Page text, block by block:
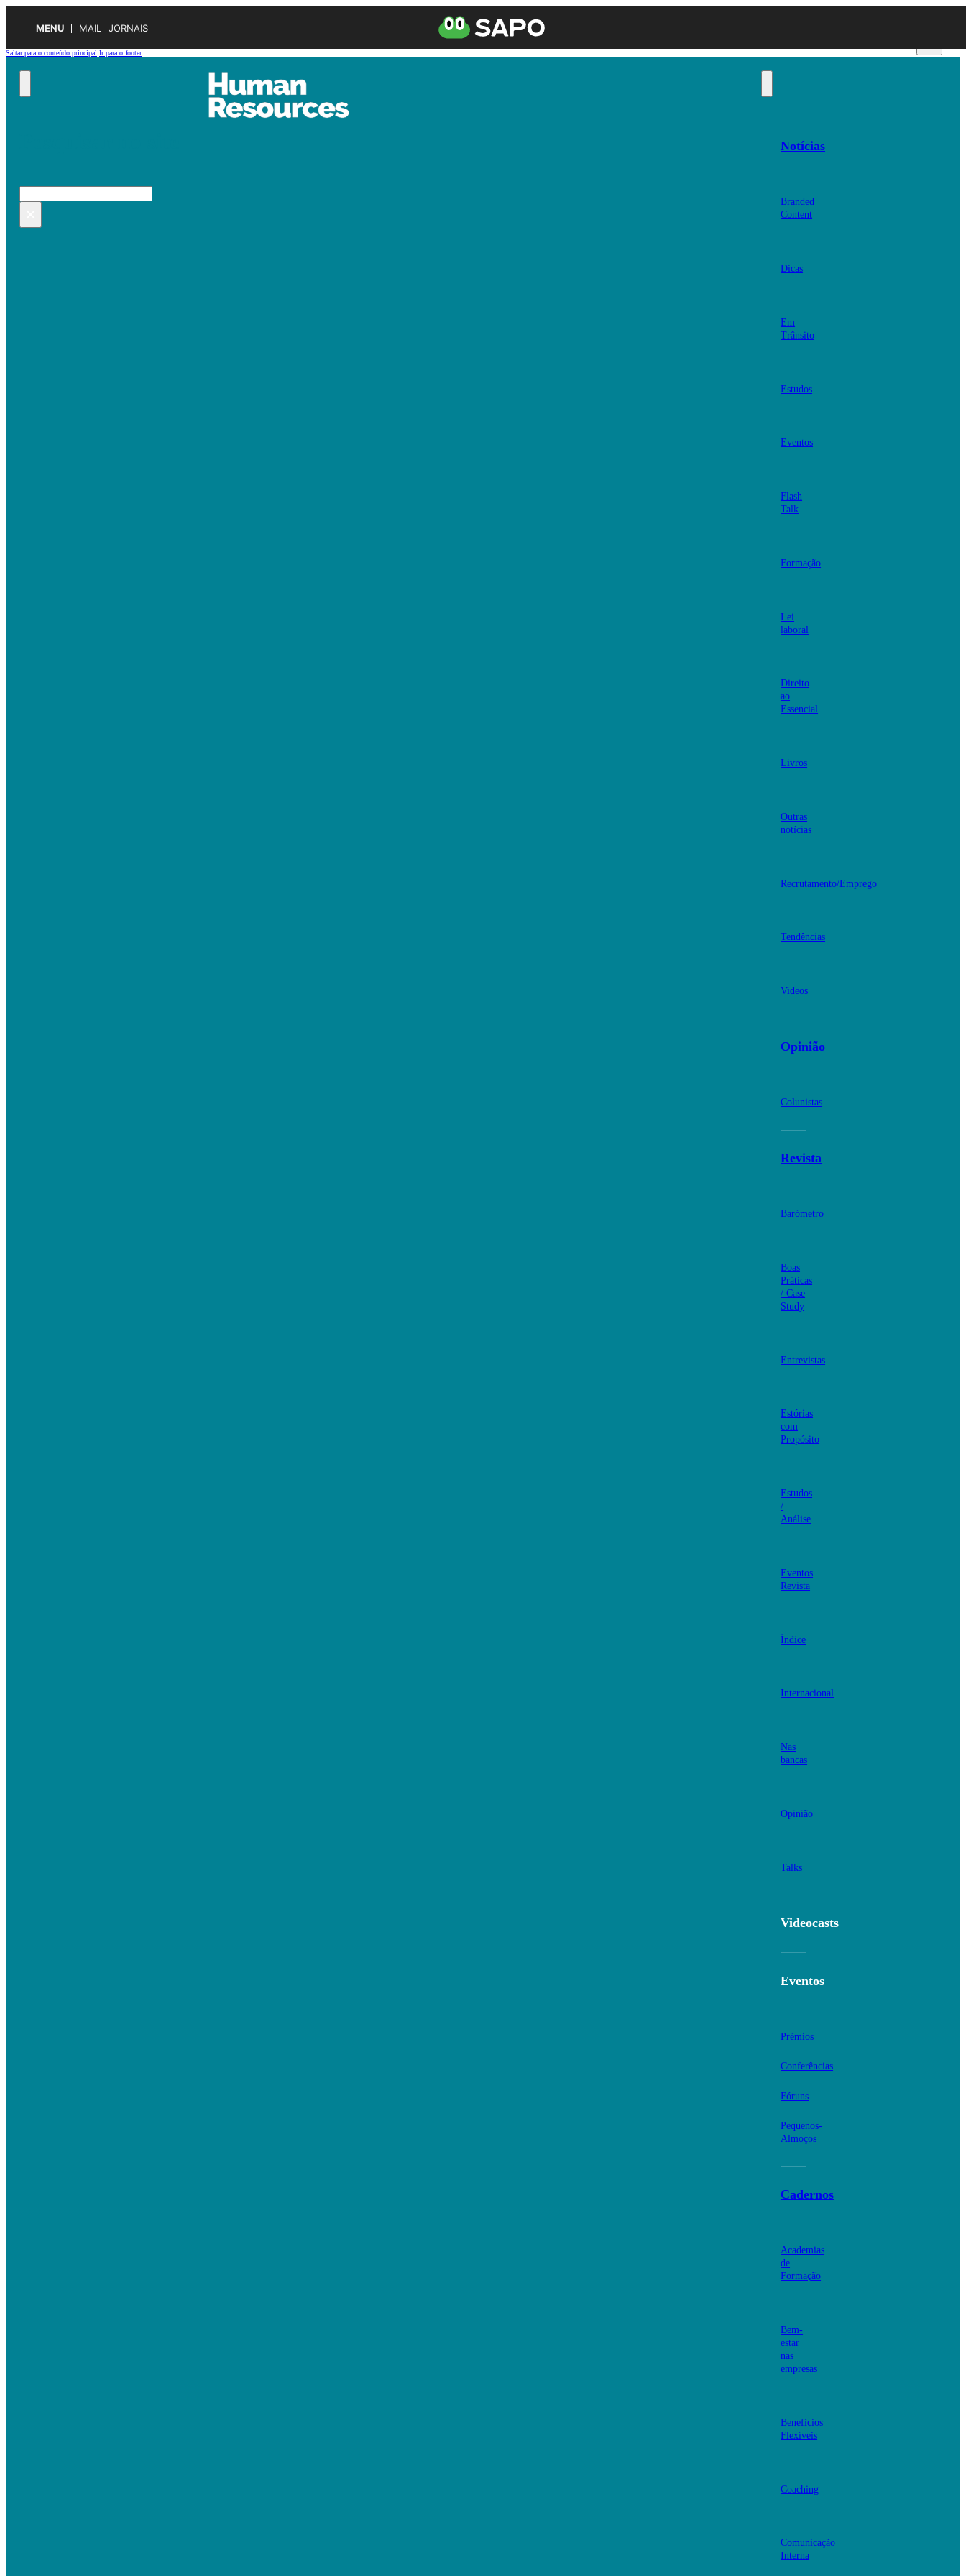
MENU MAIL JORNAIS
Saltar para o conteúdo principal Ir para o footer
Pesquisar
Notícias
Branded
Content
Dicas
Em
Trânsito
Estudos
Eventos
Flash
Talk
Formação
Lei
laboral
Direito
ao
Essencial
Livros
Outras
notícias
Recrutamento/Emprego
Tendências
Videos
Opinião
Colunistas
Revista
Barómetro
Boas
Práticas
/ Case
Study
Entrevistas
Estórias
com
Propósito
Estudos
/
Análise
Eventos
Revista
Índice
Internacional
Nas
bancas
Opinião
Talks
Videocasts
Eventos
Prémios
Conferências
Fóruns
Pequenos-
Almoços
Cadernos
Academias
de
Formação
Bem-
estar
nas
empresas
Benefícios
Flexíveis
Coaching
Comunicação
Interna